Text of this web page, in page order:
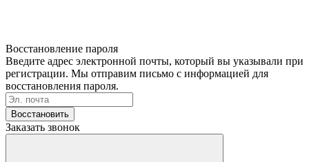
Восстановление пароля
Введите адрес электронной почты, который вы указывали при
регистрации. Мы отправим письмо с информацией для
восстановления пароля.
Восстановить
Заказать звонок